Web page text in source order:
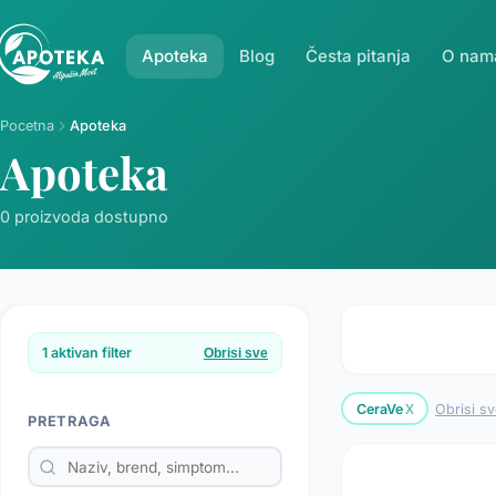
Apoteka Blog Česta pitanja O
Pocetna Apoteka
Apoteka
0 proizvoda dostupno
1 aktivan filter Obrisi sve
PRETRAGA
CeraVex Obrisi